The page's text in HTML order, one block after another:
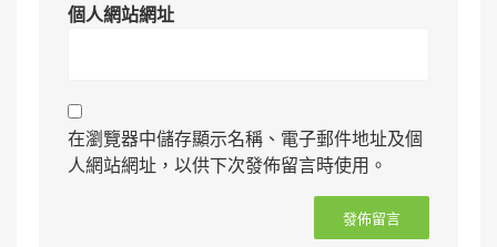
個人網站網址
在瀏覽器中儲存顯示名稱、電子郵件地址及個
人網站網址，以供下次發佈留言時使用。